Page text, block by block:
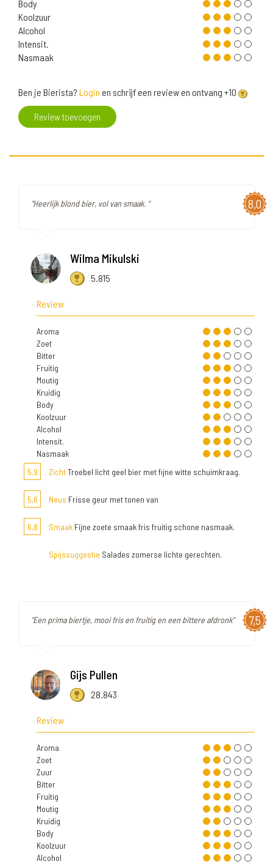
Body
Koolzuur
Alcohol
Intensit.
Nasmaak
Ben je Bierista? Login en schrijf een review en ontvang +10
Review toevoegen
8,0
"Heerlijk blond bier, vol van smaak. "
Wilma Mikulski
5.815
Review
Aroma
Zoet
Bitter
Fruitig
Moutig
Kruidig
Body
Koolzuur
Alcohol
Intensit.
Nasmaak
5,9
ZichtTroebel licht geel bier met fijne witte schuimkraag.
5,6 Neus Frisse geur met tonen van
6,8 Smaak Fijne zoete smaak fris fruitig schone nasmaak.
Spijssuggestie Salades zomerse lichte gerechten.
7,5
"Een prima biertje, mooi fris en fruitig en een bittere afdronk"
Gijs Pullen
28.843
Review
Aroma
Zoet
Zuur
Bitter
Fruitig
Moutig
Kruidig
Body
Koolzuur
Alcohol